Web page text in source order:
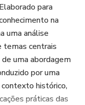
para
na
uma análise
temas centrais
uma abordagem
por uma
histórico,
práticas das